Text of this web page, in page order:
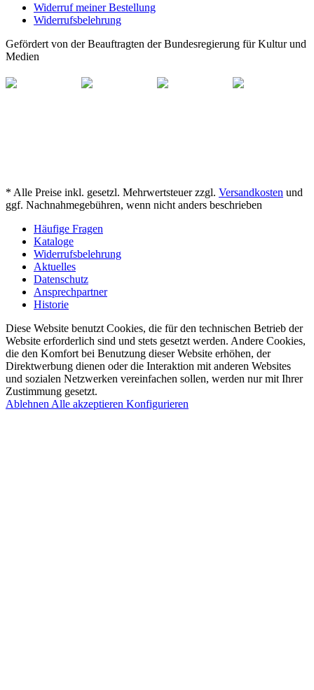
Widerruf meiner Bestellung
Widerrufsbelehrung
Gefördert von der Beauftragten der Bundesregierung für Kultur und
Medien
* Alle Preise inkl. gesetzl. Mehrwertsteuer zzgl. Versandkosten und
ggf. Nachnahmegebühren, wenn nicht anders beschrieben
Häufige Fragen
Kataloge
Widerrufsbelehrung
Aktuelles
Datenschutz
Ansprechpartner
Historie
Diese Website benutzt Cookies, die für den technischen Betrieb der
Website erforderlich sind und stets gesetzt werden. Andere Cookies,
die den Komfort bei Benutzung dieser Website erhöhen, der
Direktwerbung dienen oder die Interaktion mit anderen Websites
und sozialen Netzwerken vereinfachen sollen, werden nur mit Ihrer
Zustimmung gesetzt.
Ablehnen Alle akzeptieren Konfigurieren